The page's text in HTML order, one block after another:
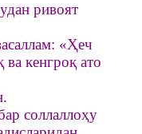
ривоят
«Ҳеч
кенгроқ ато
соллаллоҳу